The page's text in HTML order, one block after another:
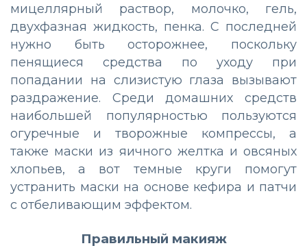
мицеллярный раствор, молочко, гель,
двухфазная жидкость, пенка. С последней
нужно быть осторожнее, поскольку
пенящиеся средства по уходу при
попадании на слизистую глаза вызывают
раздражение. Среди домашних средств
наибольшей популярностью пользуются
огуречные и творожные компрессы, а
также маски из яичного желтка и овсяных
хлопьев, а вот темные круги помогут
устранить маски на основе кефира и патчи
с отбеливающим эффектом.
Правильный макияж